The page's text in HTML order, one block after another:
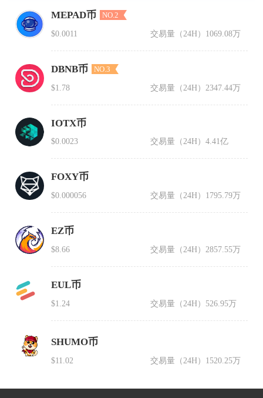
MEPAD币 NO.2
$0.0011 交易量（24H） 1069.08万
DBNB币 NO.3
$1.78 交易量（24H） 2347.44万
IOTX币
$0.0023 交易量（24H）4.41亿
FOXY币
$0.000056 交易量（24H） 1795.79万
EZ币
$8.66 交易量（24H） 2857.55万
EUL币
$1.24 交易量（24H） 526.95万
SHUMO币
$11.02 交易量（24H） 1520.25万